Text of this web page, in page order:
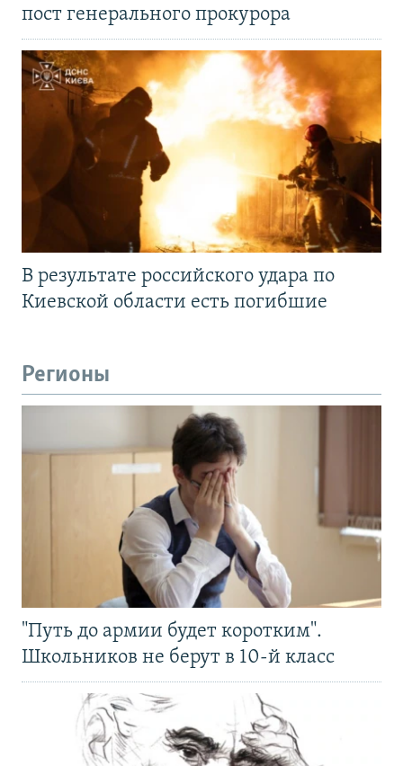
пост генерального прокурора
В результате российского удара по
Киевской области есть погибшие
Регионы
"Путь до армии будет коротким".
Школьников не берут в 10-й класс